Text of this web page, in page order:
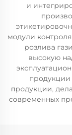
и
модули
розлива
высокую
продукции,
современных